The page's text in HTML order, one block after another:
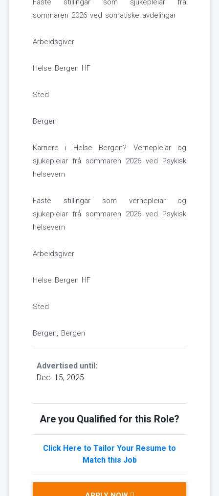
Faste stillingar som sjukepleiar frå
sommaren 2026 ved somatiske avdelingar
Arbeidsgiver
Helse Bergen HF
Sted
Bergen
Karriere i Helse Bergen? Vernepleiar og
sjukepleiar frå sommaren 2026 ved Psykisk
helsevern
Faste stillingar som vernepleiar og
sjukepleiar frå sommaren 2026 ved Psykisk
helsevern
Arbeidsgiver
Helse Bergen HF
Sted
Bergen, Bergen
Advertised until:
Dec. 15, 2025
Are you Qualified for this Role?
Click Here to Tailor Your Resume to
Match this Job